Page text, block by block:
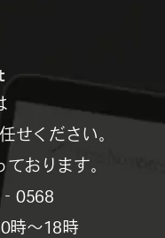
せください。
おります。
時～18時